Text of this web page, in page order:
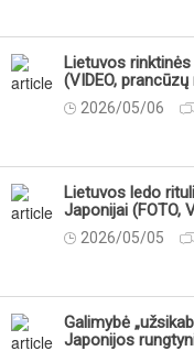
Lietuvos
(VIDEO,
2026/05/06
Lietuvos ledo
Japonijai (FOTO,
2026/05/05
Galimybė
Japonijos